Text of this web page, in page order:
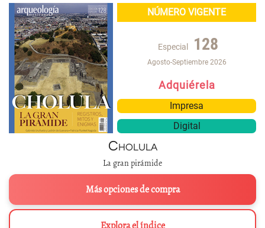
NÚMERO VIGENTE
Especial 128
Agosto-Septiembre 2026
Adquiérela
Impresa
Digital
Cholula
La gran pirámide
Más opciones de compra